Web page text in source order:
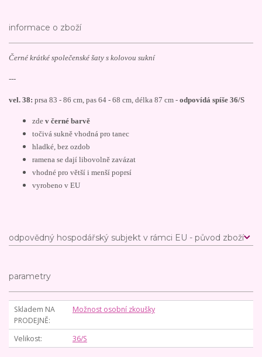
informace o zboží
Černé krátké společenské šaty s kolovou sukní
---
vel. 38: prsa 83 - 86 cm, pas 64 - 68 cm, délka 87 cm - odpovídá spíše 36/S
zde v černé barvě
točivá sukně vhodná pro tanec
hladké, bez ozdob
ramena se dají libovolně zavázat
vhodné pro větší i menší poprsí
vyrobeno v EU
odpovědný hospodářský subjekt v rámci EU - původ zboží
parametry
Skladem NA
PRODEJNĚ
Možnost osobní zkoušky
Velikost 36/S